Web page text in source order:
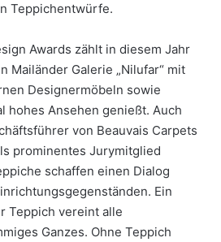
Teppichentwürfe.
Awards zählt in diesem Jahr
Mailänder Galerie „Nilufar“ mit
Designermöbeln sowie
hohes Ansehen genießt. Auch
von Beauvais Carpets
prominentes Jurymitglied
schaffen einen Dialog
Ein
Teppich vereint alle
Ganzes. Ohne Teppich